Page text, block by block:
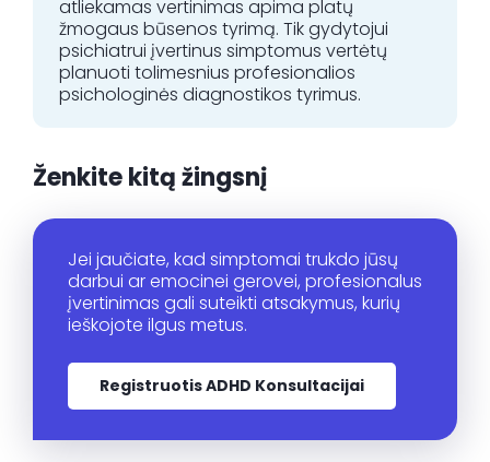
atliekamas vertinimas apima platų
žmogaus būsenos tyrimą. Tik gydytojui
psichiatrui įvertinus simptomus vertėtų
planuoti tolimesnius profesionalios
psichologinės diagnostikos tyrimus.
Ženkite kitą žingsnį
Jei jaučiate, kad simptomai trukdo jūsų
darbui ar emocinei gerovei, profesionalus
įvertinimas gali suteikti atsakymus, kurių
ieškojote ilgus metus.
Registruotis ADHD Konsultacijai